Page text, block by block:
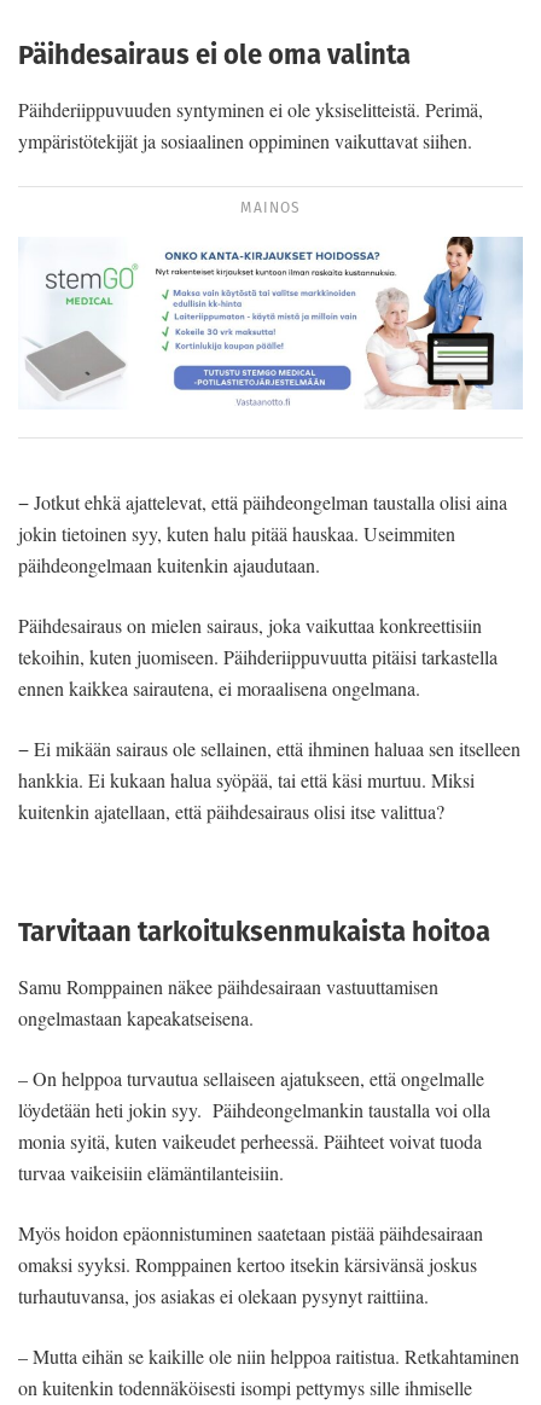
Päihdesairaus ei ole oma valinta
Päihderiippuvuuden syntyminen ei ole yksiselitteistä. Perimä,
ympäristötekijät ja sosiaalinen oppiminen vaikuttavat siihen.
MAINOS
− Jotkut ehkä ajattelevat, että päihdeongelman taustalla olisi aina
jokin tietoinen syy, kuten halu pitää hauskaa. Useimmiten
päihdeongelmaan kuitenkin ajaudutaan.
Päihdesairaus on mielen sairaus, joka vaikuttaa konkreettisiin
tekoihin, kuten juomiseen. Päihderiippuvuutta pitäisi tarkastella
ennen kaikkea sairautena, ei moraalisena ongelmana.
− Ei mikään sairaus ole sellainen, että ihminen haluaa sen itselleen
hankkia. Ei kukaan halua syöpää, tai että käsi murtuu. Miksi
kuitenkin ajatellaan, että päihdesairaus olisi itse valittua?
Tarvitaan tarkoituksenmukaista hoitoa
Samu Romppainen näkee päihdesairaan vastuuttamisen
ongelmastaan kapeakatseisena.
– On helppoa turvautua sellaiseen ajatukseen, että ongelmalle
löydetään heti jokin syy. Päihdeongelmankin taustalla voi olla
monia syitä, kuten vaikeudet perheessä. Päihteet voivat tuoda
turvaa vaikeisiin elämäntilanteisiin.
Myös hoidon epäonnistuminen saatetaan pistää päihdesairaan
omaksi syyksi. Romppainen kertoo itsekin kärsivänsä joskus
turhautuvansa, jos asiakas ei olekaan pysynyt raittiina.
– Mutta eihän se kaikille ole niin helppoa raitistua. Retkahtaminen
on kuitenkin todennäköisesti isompi pettymys sille ihmiselle